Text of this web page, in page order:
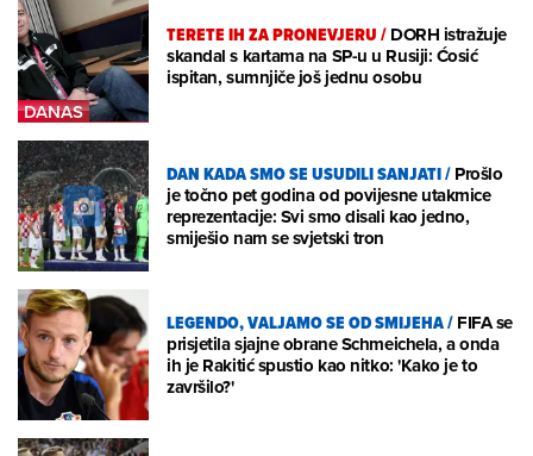
TERETE IH ZA PRONEVJERU/DORH istražuje
skandal s kartama na SP-u u Rusiji: Ćosić
ispitan, sumnjiče još jednu osobu
DAN KADA SMO SE USUDILI SANJATI/Prošlo
je točno pet godina od povijesne utakmice
reprezentacije: Svi smo disali kao jedno,
smiješio nam se svjetski tron
LEGENDO, VALJAMO SE OD SMIJEHA/FIFA se
prisjetila sjajne obrane Schmeichela, a onda
ih je Rakitić spustio kao nitko: 'Kako je to
završilo?'